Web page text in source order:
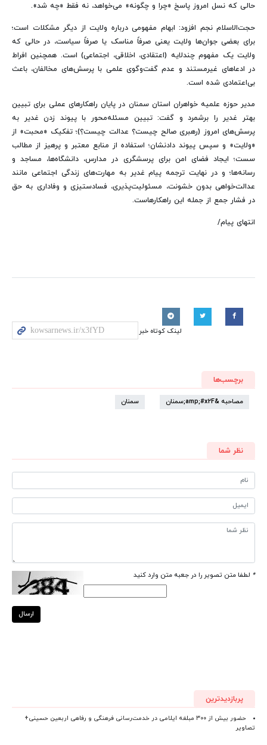
حالی که نسل امروز پاسخ «چرا و چگونه» می‌خواهد، نه فقط «چه شد».
حجت‌الاسلام نجم افزود: ابهام مفهومی درباره ولایت از دیگر مشکلات است؛
برای بعضی جوان‌ها ولایت یعنی صرفاً مناسک یا صرفاً سیاست، در حالی که
ولایت یک مفهوم چندلایه (اعتقادی، اخلاقی، اجتماعی) است. همچنین افراط
در ادعاهای غیرمستند و عدم گفت‌وگوی علمی با پرسش‌های مخالفان، باعث
بی‌اعتمادی شده است.
مدیر حوزه علمیه خواهران استان سمنان در پایان راهکارهای عملی برای تبیین
بهتر غدیر را برشمرد و گفت: تبیین مسئله‌محور با پیوند زدن غدیر به
پرسش‌های امروز (رهبری صالح چیست؟ عدالت چیست؟)؛ تفکیک «محبت» از
«ولایت» و سپس پیوند دادنشان؛ استفاده از منابع معتبر و پرهیز از مطالب
سست؛ ایجاد فضای امن برای پرسشگری در مدارس، دانشگاه‌ها، مساجد و
رسانه‌ها؛ و در نهایت ترجمه پیام غدیر به مهارت‌های زندگی اجتماعی مانند
عدالت‌خواهی بدون خشونت، مسئولیت‌پذیری، فسادستیزی و وفاداری به حق
در فشار جمع از جمله این راهکارهاست.
انتهای پیام/
لینک کوتاه خبر
برچسب‌ها
مصاحبه &amp;#x2F;سمنان سمنان
نظر شما
* لطفا متن تصویر را در جعبه متن وارد کنید
ارسال
پربازدیدترین
حضور بیش از ۳۰۰ مبلغه ایلامی در خدمت‌رسانی فرهنگی و رفاهی اربعین حسینی+
تصاویر